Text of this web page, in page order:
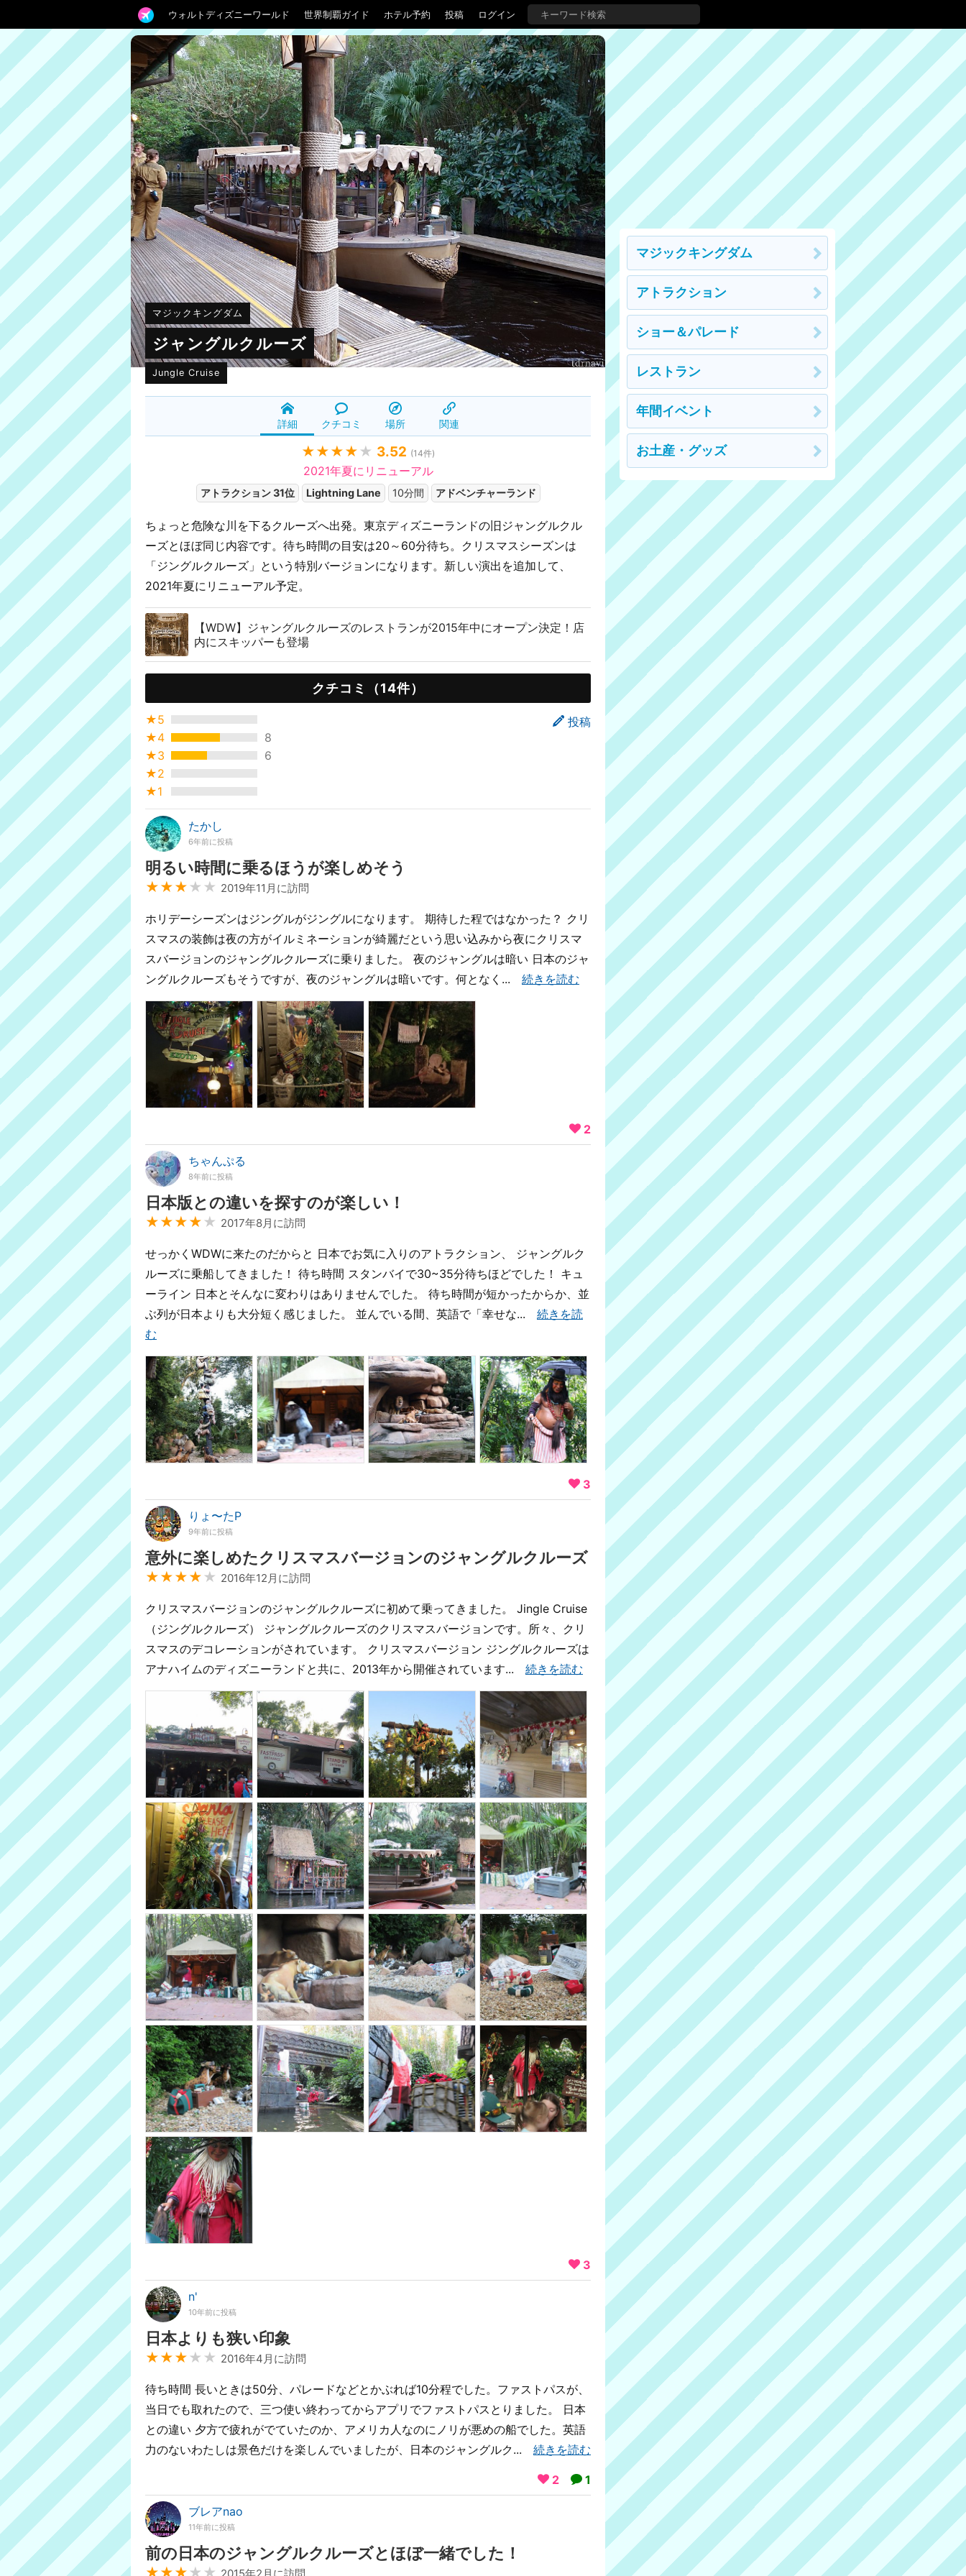
ウォルトディズニーワールド 世界制覇ガイド ホテル予約 投稿 ログイン
マジックキングダム
ジャングルクルーズ
Jungle Cruise
詳細 クチコミ 場所 関連
★★★★ ★ 3.52 (14件)
2021年夏にリニューアル
アトラクション 31位 Lightning Lane 10分間 アドベンチャーランド
ちょっと危険な川を下るクルーズへ出発。東京ディズニーランドの旧ジャングルクル
ーズとほぼ同じ内容です。待ち時間の目安は20～60分待ち。クリスマスシーズンは
「ジングルクルーズ」という特別バージョンになります。新しい演出を追加して、
2021年夏にリニューアル予定。
【WDW】ジャングルクルーズのレストランが2015年中にオープン決定！店
内にスキッパーも登場
クチコミ（14件）
投稿
★5
★4
8
★3
6
★2
★1
たかし
6年前に投稿
明るい時間に乗るほうが楽しめそう
★★★ ★★ 2019年11月に訪問
ホリデーシーズンはジングルがジングルになります。 期待した程ではなかった？ クリ
スマスの装飾は夜の方がイルミネーションが綺麗だという思い込みから夜にクリスマ
スバージョンのジャングルクルーズに乗りました。 夜のジャングルは暗い 日本のジャ
ングルクルーズもそうですが、夜のジャングルは暗いです。何となく... 続きを読む
2
ちゃんぷる
8年前に投稿
日本版との違いを探すのが楽しい！
★★★★ ★ 2017年8月に訪問
せっかくWDWに来たのだからと 日本でお気に入りのアトラクション、 ジャングルク
ルーズに乗船してきました！ 待ち時間 スタンバイで30~35分待ちほどでした！ キュ
ーライン 日本とそんなに変わりはありませんでした。 待ち時間が短かったからか、並
ぶ列が日本よりも大分短く感じました。 並んでいる間、英語で「幸せな... 続きを読
む
3
りょ〜たP
9年前に投稿
意外に楽しめたクリスマスバージョンのジャングルクルーズ
★★★★ ★ 2016年12月に訪問
クリスマスバージョンのジャングルクルーズに初めて乗ってきました。 Jingle Cruise
（ジングルクルーズ） ジャングルクルーズのクリスマスバージョンです。所々、クリ
スマスのデコレーションがされています。 クリスマスバージョン ジングルクルーズは
アナハイムのディズニーランドと共に、2013年から開催されています... 続きを読む
3
n'
10年前に投稿
日本よりも狭い印象
★★★ ★★ 2016年4月に訪問
待ち時間 長いときは50分、パレードなどとかぶれば10分程でした。ファストパスが、
当日でも取れたので、三つ使い終わってからアプリでファストパスとりました。 日本
との違い 夕方で疲れがでていたのか、アメリカ人なのにノリが悪めの船でした。英語
力のないわたしは景色だけを楽しんでいましたが、日本のジャングルク... 続きを読む
2 1
ブレアnao
11年前に投稿
前の日本のジャングルクルーズとほぼ一緒でした！
マジックキングダム
アトラクション
ショー＆パレード
レストラン
年間イベント
お土産・グッズ